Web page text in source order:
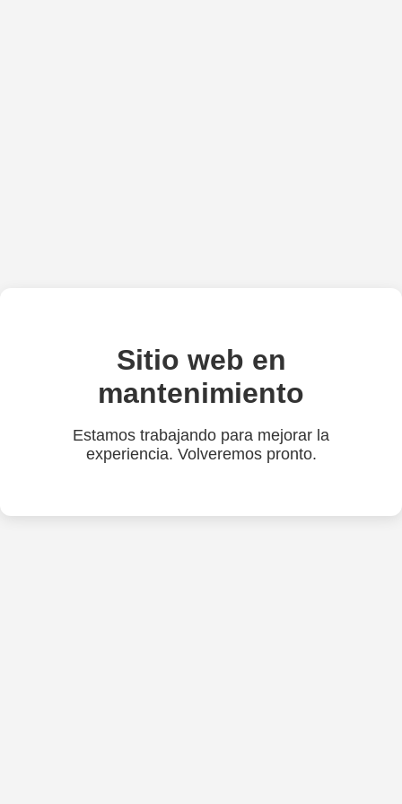
Sitio web en
mantenimiento
Estamos trabajando para mejorar la
experiencia. Volveremos pronto.